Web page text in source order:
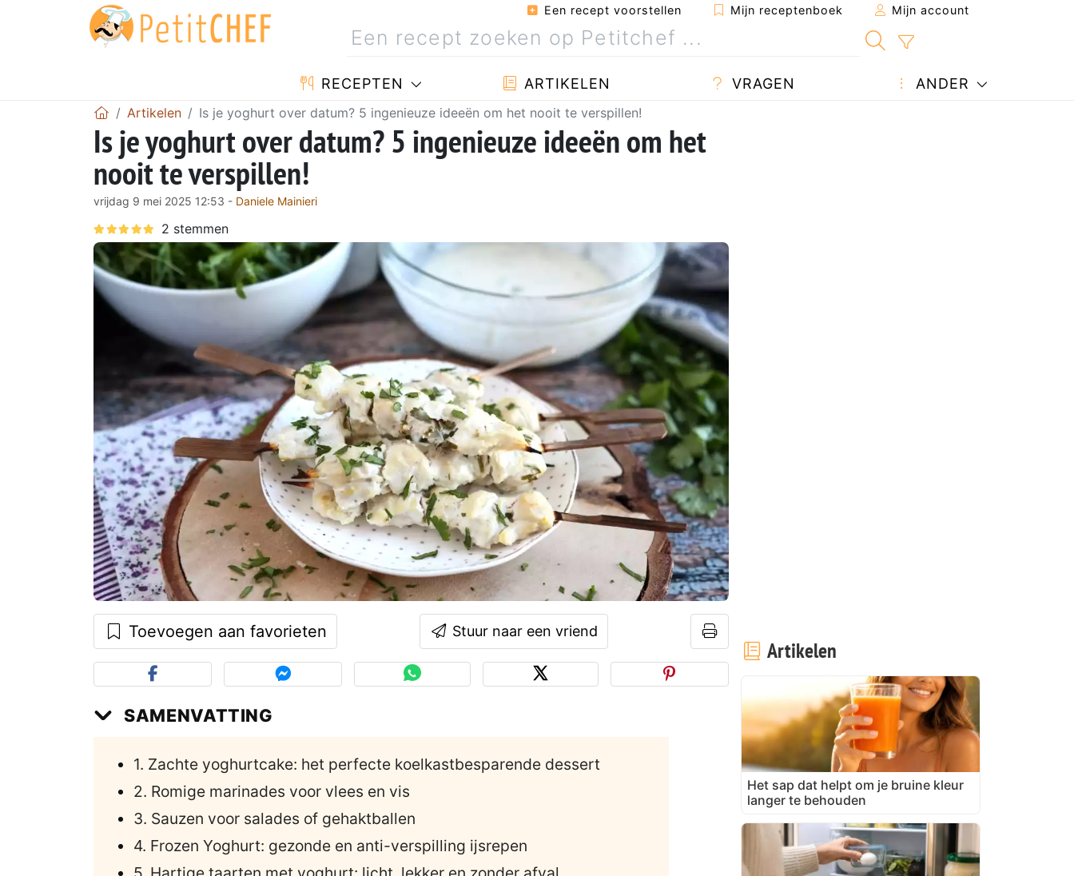
Een recept voorstellen Mijn receptenboek Mijn account
RECEPTEN ARTIKELEN VRAGEN ANDER
Artikelen Is je yoghurt over datum? 5 ingenieuze ideeën om het nooit te verspillen!
Is je yoghurt over datum? 5 ingenieuze ideeën om het
nooit te verspillen!
vrijdag 9 mei 2025 12:53 - Daniele Mainieri
Toevoegen aan favorieten Stuur naar een vriend
SAMENVATTING
1. Zachte yoghurtcake: het perfecte koelkastbesparende dessert
2. Romige marinades voor vlees en vis
3. Sauzen voor salades of gehaktballen
4. Frozen Yoghurt: gezonde en anti-verspilling ijsrepen
Artikelen
Het sap dat helpt om je bruine kleur
langer te behouden